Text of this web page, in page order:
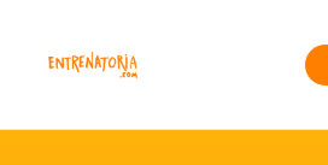
contenido